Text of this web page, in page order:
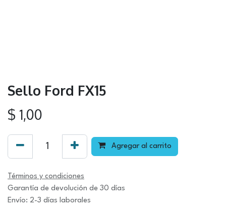
Sello Ford FX15
$ 1,00
Agregar al carrito
Términos y condiciones
Garantía de devolución de 30 días
Envío: 2-3 días laborales